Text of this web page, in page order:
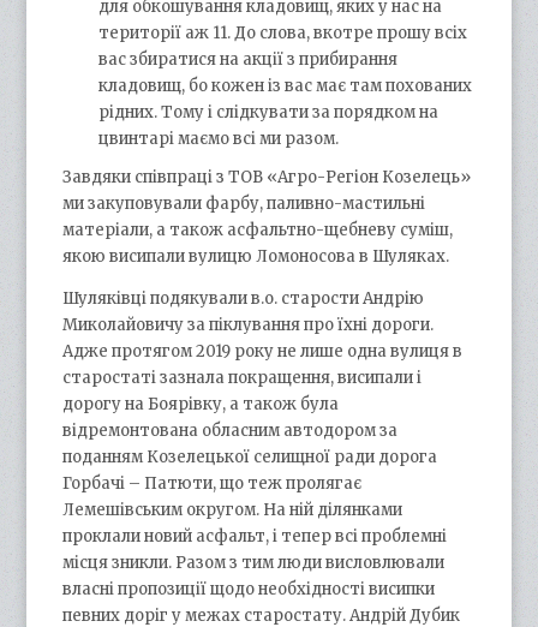
для обкошування кладовищ, яких у нас на
території аж 11. До слова, вкотре прошу всіх
вас збиратися на акції з прибирання
кладовищ, бо кожен із вас має там похованих
рідних. Тому і слідкувати за порядком на
цвинтарі маємо всі ми разом.
Завдяки співпраці з ТОВ «Агро-Регіон Козелець»
ми закуповували фарбу, паливно-мастильні
матеріали, а також асфальтно-щебневу суміш,
якою висипали вулицю Ломоносова в Шуляках.
Шуляківці подякували в.о. старости Андрію
Миколайовичу за піклування про їхні дороги.
Адже протягом 2019 року не лише одна вулиця в
старостаті зазнала покращення, висипали і
дорогу на Боярівку, а також була
відремонтована обласним автодором за
поданням Козелецької селищної ради дорога
Горбачі – Патюти, що теж пролягає
Лемешівським округом. На ній ділянками
проклали новий асфальт, і тепер всі проблемні
місця зникли. Разом з тим люди висловлювали
власні пропозиції щодо необхідності висипки
певних доріг у межах старостату. Андрій Дубик